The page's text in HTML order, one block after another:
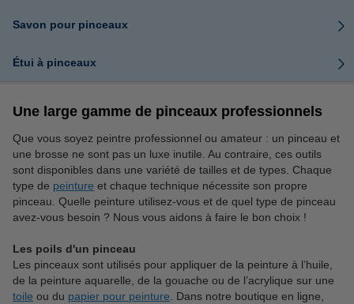
Savon pour pinceaux
Étui à pinceaux
Une large gamme de pinceaux professionnels
Que vous soyez peintre professionnel ou amateur : un pinceau et
une brosse ne sont pas un luxe inutile. Au contraire, ces outils
sont disponibles dans une variété de tailles et de types. Chaque
type de peinture et chaque technique nécessite son propre
pinceau. Quelle peinture utilisez-vous et de quel type de pinceau
avez-vous besoin ? Nous vous aidons à faire le bon choix !
Les poils d'un pinceau
Les pinceaux sont utilisés pour appliquer de la peinture à l’huile,
de la peinture aquarelle, de la gouache ou de l’acrylique sur une
toile ou du papier pour peinture . Dans notre boutique en ligne,